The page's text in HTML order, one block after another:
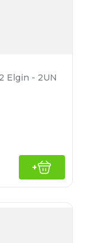
Elgin - 2UN
+